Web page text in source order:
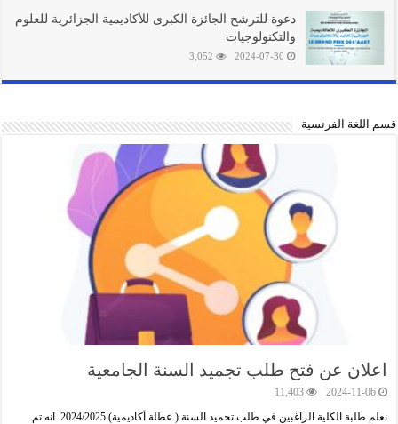
دعوة للترشح الجائزة الكبرى للأكاديمية الجزائرية للعلوم
والتكنولوجيات
2024-07-30
3,052
قسم اللغة الفرنسية
اعلان عن فتح طلب تجميد السنة الجامعية
2024-11-06
11,403
نعلم طلبة الكلية الراغبين في طلب تجميد السنة ( عطلة أكاديمية) 2024/2025 انه تم